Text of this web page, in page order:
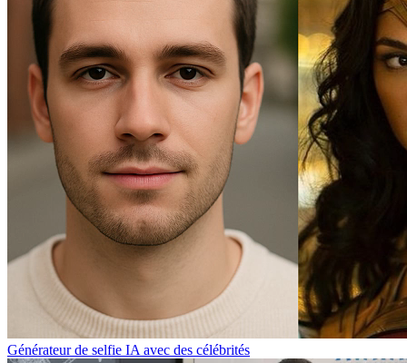
Générateur de selfie IA avec des célébrités